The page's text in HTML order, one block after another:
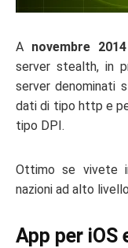
A novembre 2014
server stealth, in
server denominati
dati di tipo http e
tipo DPI.
Ottimo se vivete
nazioni ad alto
App per iOS